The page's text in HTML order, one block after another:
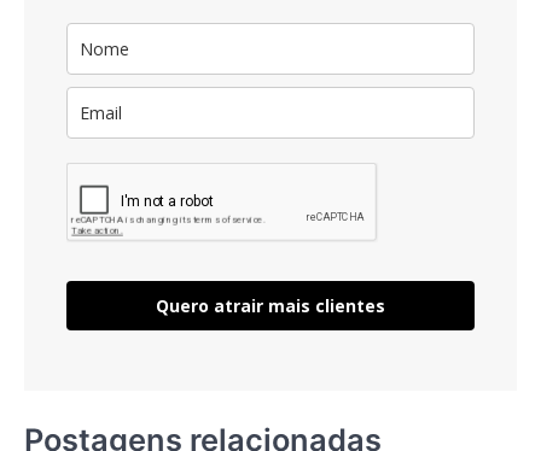
Quero atrair mais clientes
Postagens relacionadas